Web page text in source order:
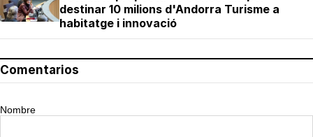
destinar 10 milions d'Andorra Turisme a
habitatge i innovació
Comentarios
Nombre